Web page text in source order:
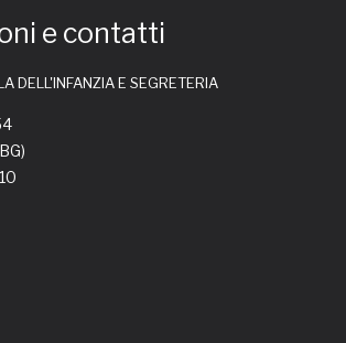
e contatti
DELL'INFANZIA E SEGRETERIA